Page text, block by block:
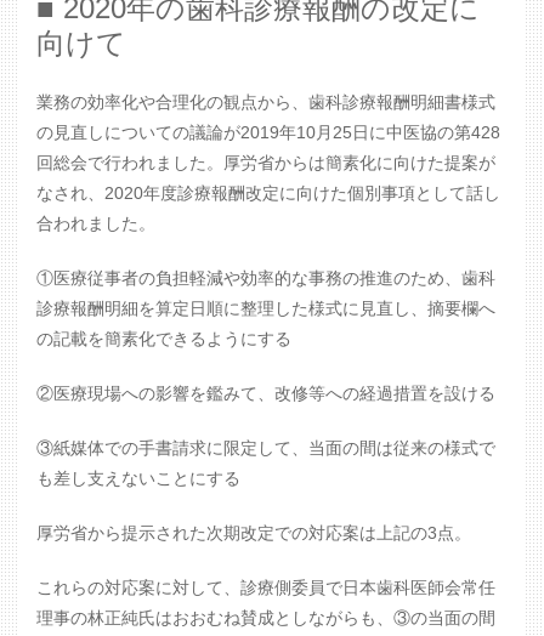
■ 2020年の歯科診療報酬の改定に
向けて
業務の効率化や合理化の観点から、歯科診療報酬明細書様式
の見直しについての議論が2019年10月25日に中医協の第428
回総会で行われました。厚労省からは簡素化に向けた提案が
なされ、2020年度診療報酬改定に向けた個別事項として話し
合われました。
①医療従事者の負担軽減や効率的な事務の推進のため、歯科
診療報酬明細を算定日順に整理した様式に見直し、摘要欄へ
の記載を簡素化できるようにする
②医療現場への影響を鑑みて、改修等への経過措置を設ける
③紙媒体での手書請求に限定して、当面の間は従来の様式で
も差し支えないことにする
厚労省から提示された次期改定での対応案は上記の3点。
これらの対応案に対して、診療側委員で日本歯科医師会常任
理事の林正純氏はおおむね賛成としながらも、③の当面の間